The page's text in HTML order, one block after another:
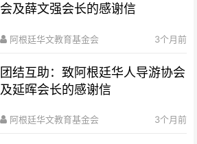
会及薛文强会长的感谢信
阿根廷华文教育基金会 3个月前
团结互助：致阿根廷华人导游协会
及延晖会长的感谢信
阿根廷华文教育基金会 3个月前